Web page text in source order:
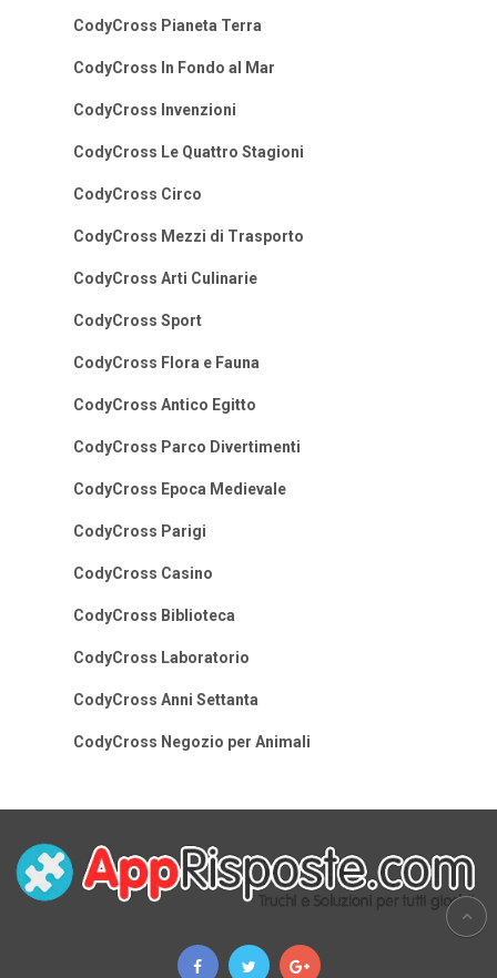
CodyCross Pianeta Terra
CodyCross In Fondo al Mar
CodyCross Invenzioni
CodyCross Le Quattro Stagioni
CodyCross Circo
CodyCross Mezzi di Trasporto
CodyCross Arti Culinarie
CodyCross Sport
CodyCross Flora e Fauna
CodyCross Antico Egitto
CodyCross Parco Divertimenti
CodyCross Epoca Medievale
CodyCross Parigi
CodyCross Casino
CodyCross Biblioteca
CodyCross Laboratorio
CodyCross Anni Settanta
CodyCross Negozio per Animali